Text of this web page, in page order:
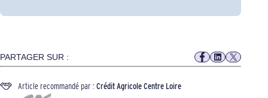
PARTAGER SUR :
Article recommandé par : Crédit Agricole Centre Loire